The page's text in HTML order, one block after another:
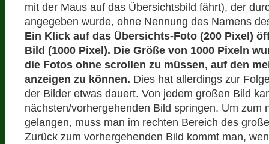
mit der Maus auf das Übersichtsbild fährt), der
angegeben wurde, ohne Nennung des Namens
Ein Klick auf das Übersichts-Foto (200 Pixel)
Bild (1000 Pixel). Die Größe von 1000 Pixeln
die Fotos ohne scrollen zu müssen, auf den
anzeigen zu können. Dies hat allerdings zur
der Bilder etwas dauert. Von jedem großen Bild
nächsten/vorhergehenden Bild springen. Um zum
gelangen, muss man im rechten Bereich des
Zurück zum vorhergehenden Bild kommt man,